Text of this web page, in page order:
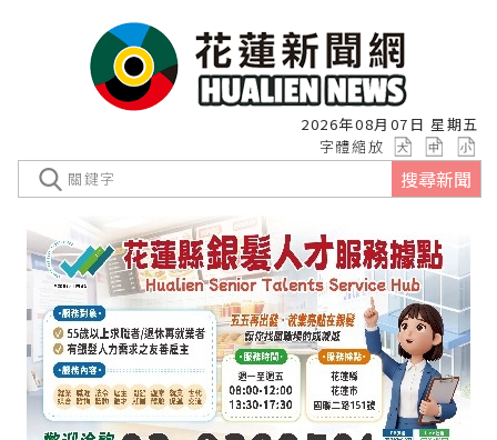
2026年08月07日 星期五
字體縮放
搜尋新聞